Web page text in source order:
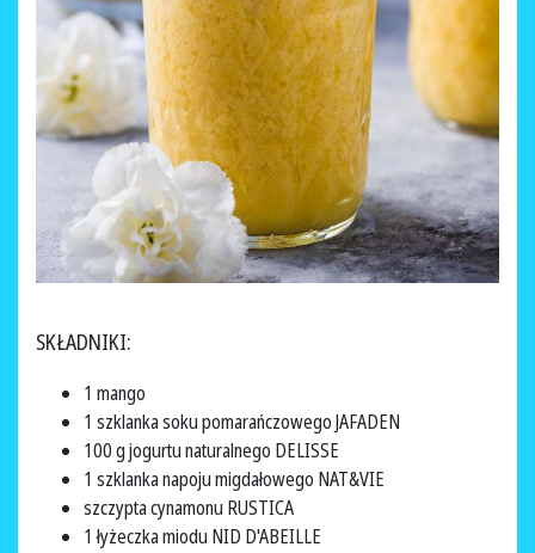
SKŁADNIKI:
1 mango
1 szklanka soku pomarańczowego JAFADEN
100 g jogurtu naturalnego DELISSE
1 szklanka napoju migdałowego NAT&VIE
szczypta cynamonu RUSTICA
1 łyżeczka miodu NID D'ABEILLE